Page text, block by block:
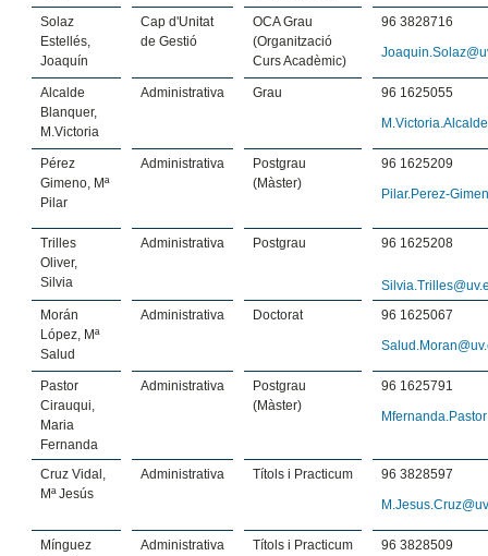
Solaz
Estellés,
Joaquín
Cap d'Unitat
de Gestió
OCA Grau
(Organització
Curs Acadèmic)
96 3828716
Alcalde
Blanquer,
M.Victoria
Administrativa Grau
96 1625055
Pérez
Gimeno, Mª
Pilar
Administrativa
Postgrau
(Màster)
96 1625209
Pilar.Perez-
Trilles
Oliver,
Silvia
Administrativa Postgrau 96 1625208
Morán
López, Mª
Salud
Administrativa Doctorat
96 1625067
Pastor
Cirauqui,
Maria
Fernanda
Administrativa
Postgrau
(Màster)
96 1625791
Cruz Vidal,
Mª Jesús
Administrativa Títols i Practicum
96 3828597
Mínguez
Administrativa Títols i Practicum
96 3828509